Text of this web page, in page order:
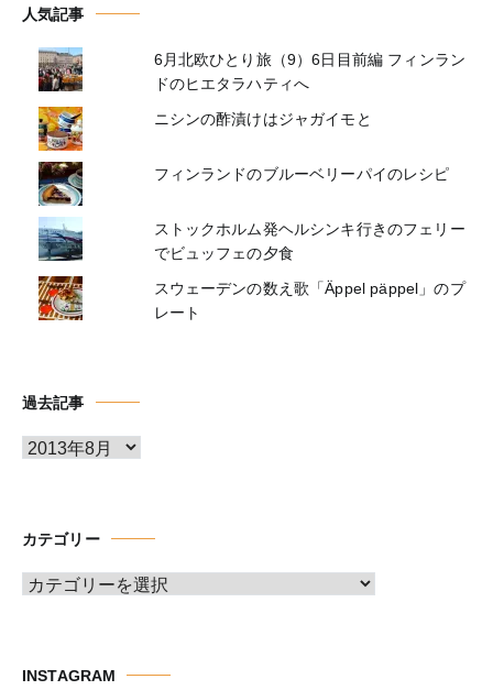
人気記事
6月北欧ひとり旅（9）6日目前編 フィンラン
ドのヒエタラハティへ
ニシンの酢漬けはジャガイモと
フィンランドのブルーベリーパイのレシピ
ストックホルム発ヘルシンキ行きのフェリー
でビュッフェの夕食
スウェーデンの数え歌「Äppel päppel」のプ
レート
過去記事
ア
ブ
カテゴリー
カ
ー
INSTAGRAM